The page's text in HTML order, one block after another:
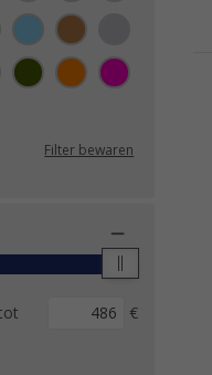
(1)
(1)
(1)
(1)
Filter bewaren
€